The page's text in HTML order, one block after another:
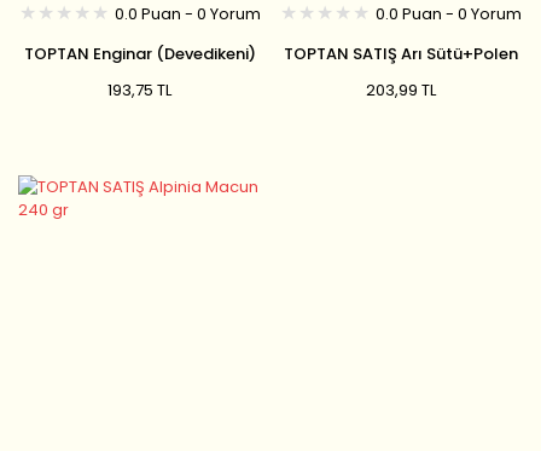
0.0 Puan - 0 Yorum
TOPTAN Enginar (Devedikeni)
193,75 TL
0.0 Puan - 0 Yorum
TOPTAN SATIŞ Arı Sütü+Polen
203,99 TL